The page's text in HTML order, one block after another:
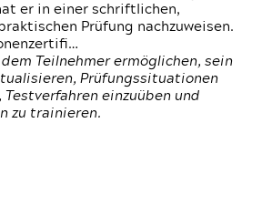
er in einer schriftlichen,
Prüfung nachzuweisen.
Teilnehmer ermöglichen, sein
Prüfungssituationen
Testverfahren einzuüben und
zu trainieren.